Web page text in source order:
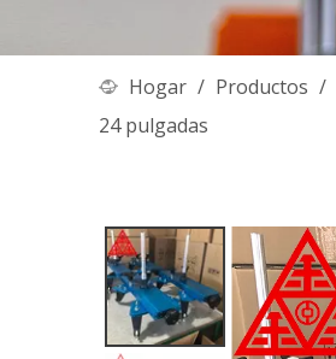
Hogar / Productos /
24 pulgadas